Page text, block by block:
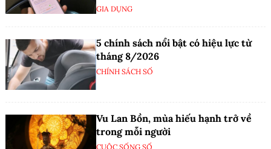
GIA DỤNG
5 chính sách nổi bật có hiệu lực từ
tháng 8/2026
CHÍNH SÁCH SỐ
Vu Lan Bồn, mùa hiếu hạnh trở về
trong mỗi người
CUỘC SỐNG SỐ